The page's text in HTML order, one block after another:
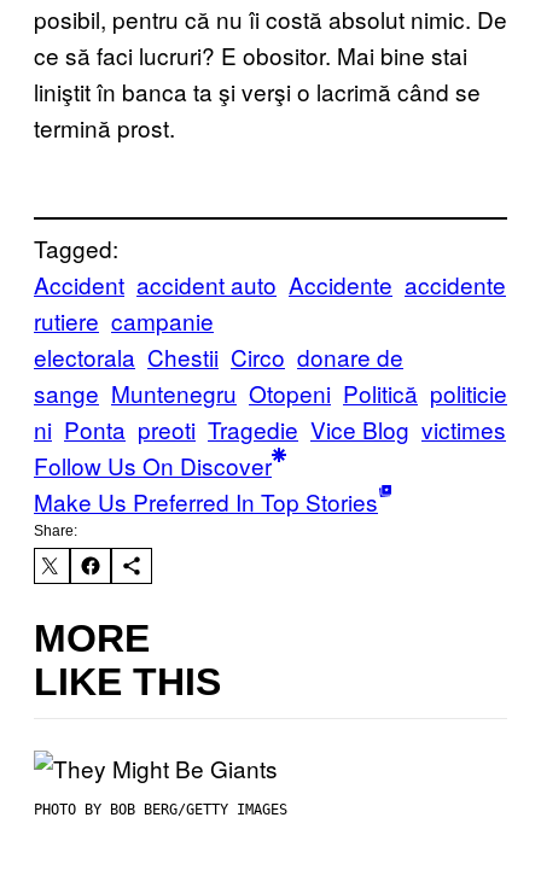
posibil, pentru că nu îi costă absolut nimic. De
ce să faci lucruri? E obositor. Mai bine stai
liniştit în banca ta şi verşi o lacrimă când se
termină prost.
Tagged:
Accident accident auto Accidente accidente
rutiere campanie
electorala Chestii Circo donare de
sange Muntenegru Otopeni Politică politicie
ni Ponta preoti Tragedie Vice Blog victimes
Follow Us On Discover
Make Us Preferred In Top Stories
Share:
MORE
LIKE THIS
PHOTO BY BOB BERG/GETTY IMAGES